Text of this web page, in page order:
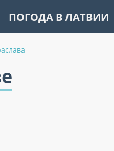
ПОГОДА В ЛАТВИИ